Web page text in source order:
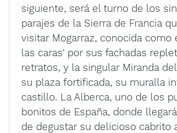
siguiente, será el turno de los
parajes de la Sierra de Francia
visitar Mogarraz, conocida como
las caras' por sus fachadas
retratos, y la singular Miranda
su plaza fortificada, su muralla
castillo. La Alberca, uno de los
bonitos de España, donde
de degustar su delicioso cabrito